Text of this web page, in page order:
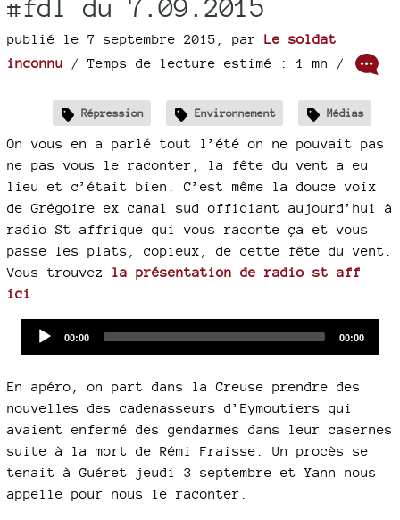
#fdl du 7.09.2015
publié le 7 septembre 2015 par Le soldat
inconnu / Temps de lecture estimé : 1 mn /
Répression Environnement Médias
On vous en a parlé tout l’été on ne pouvait pas
ne pas vous le raconter, la fête du vent a eu
lieu et c’était bien. C’est même la douce voix
de Grégoire ex canal sud officiant aujourd’hui à
radio St affrique qui vous raconte ça et vous
passe les plats, copieux, de cette fête du vent.
Vous trouvez la présentation de radio st aff
ici
Current
00:00
Total
00:00
En apéro, on part dans la Creuse prendre des
nouvelles des cadenasseurs d’Eymoutiers qui
avaient enfermé des gendarmes dans leur casernes
suite à la mort de Rémi Fraisse. Un procès se
tenait à Guéret jeudi 3 septembre et Yann nous
appelle pour nous le raconter.